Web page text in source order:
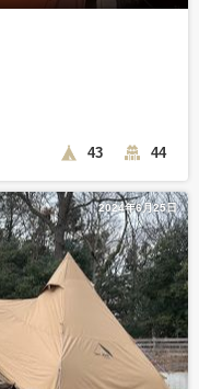
43 44
2024年6月25日